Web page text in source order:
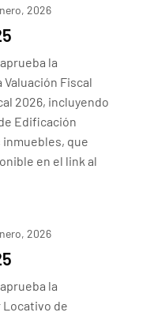
2026
25
la
Fiscal
2026, incluyendo
Edificación
que
en el link al
2026
la
Locativo de